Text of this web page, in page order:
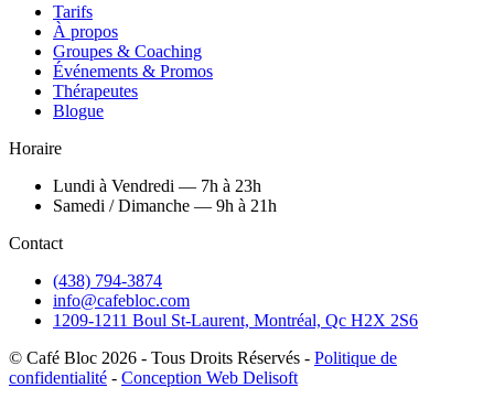
Tarifs
À propos
Groupes & Coaching
Événements & Promos
Thérapeutes
Blogue
Horaire
Lundi à Vendredi — 7h à 23h
Samedi / Dimanche — 9h à 21h
Contact
(438) 794-3874
info@cafebloc.com
1209-1211 Boul St-Laurent, Montréal, Qc H2X 2S6
© Café Bloc 2026 - Tous Droits Réservés - Politique de
confidentialité - Conception Web Delisoft